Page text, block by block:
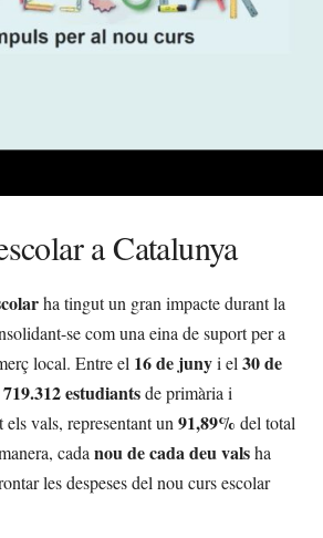
a Catalunya
ha tingut un gran impacte durant la
se com una eina de suport per a
local. Entre el 16 de junyi el 30 de
719.312 estudiantsde primària i
vals, representant un 91,89% del total
cada nou de cada deu valsha
les despeses del nou curs escolar